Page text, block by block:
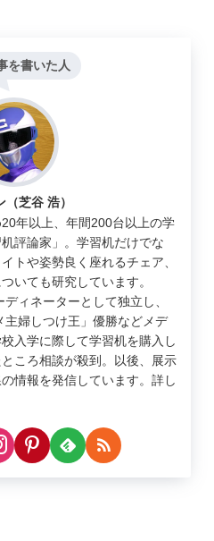
を書いた人
（芝谷 浩）
年以上、年間200台以上の学
評論家」。学習机だけでな
トや姿勢良く座れるチェア、
いても研究しています。
ィネーターとして独立し、
婦しつけ王」優勝などメデ
入学に際して学習机を購入し
ころ相談が殺到。以後、展示
情報を発信しています。詳し